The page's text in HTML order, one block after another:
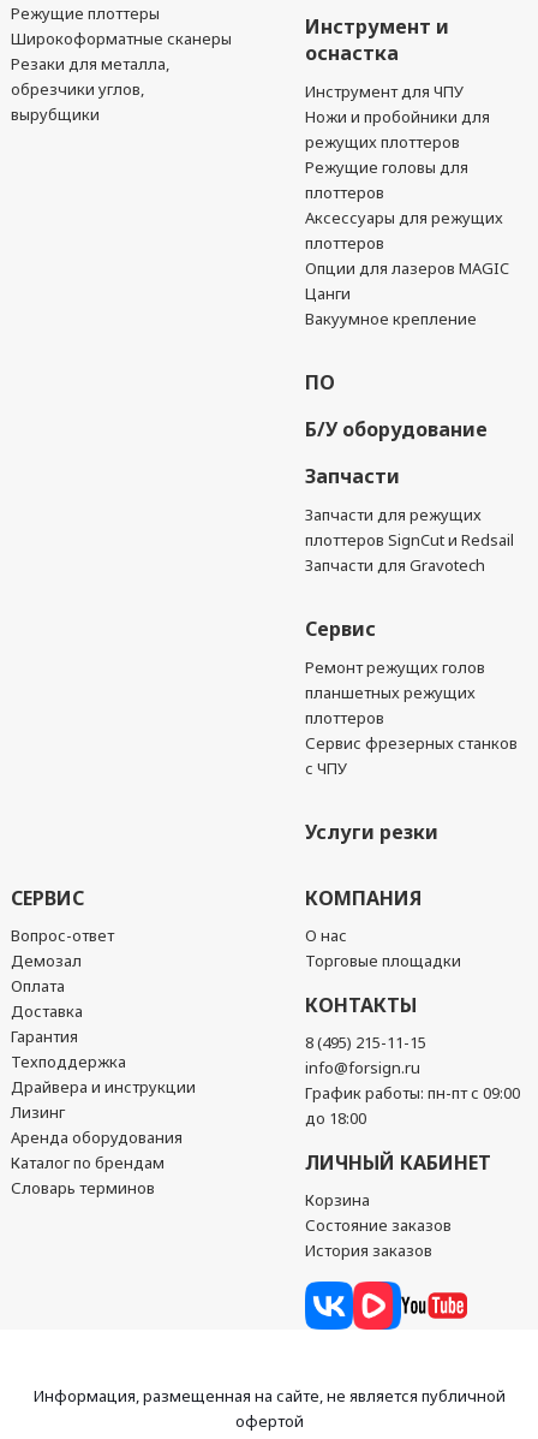
Режущие плоттеры
Широкоформатные сканеры
Резаки для металла,
обрезчики углов,
вырубщики
Инструмент и
оснастка
Инструмент для ЧПУ
Ножи и пробойники для
режущих плоттеров
Режущие головы для
плоттеров
Аксессуары для режущих
плоттеров
Опции для лазеров MAGIC
Цанги
Вакуумное крепление
ПО
Б/У оборудование
Запчасти
Запчасти для режущих
плоттеров SignCut и Redsail
Запчасти для Gravotech
Сервис
Ремонт режущих голов
планшетных режущих
плоттеров
Сервис фрезерных станков
с ЧПУ
Услуги резки
СЕРВИС
Вопрос-ответ
Демозал
Оплата
Доставка
Гарантия
Техподдержка
Драйвера и инструкции
Лизинг
Аренда оборудования
Каталог по брендам
Словарь терминов
КОМПАНИЯ
О нас
Торговые площадки
КОНТАКТЫ
8 (495) 215-11-15
info@forsign.ru
График работы: пн-пт с 09:00
до 18:00
ЛИЧНЫЙ КАБИНЕТ
Корзина
Состояние заказов
История заказов
Информация, размещенная на сайте, не является публичной
офертой